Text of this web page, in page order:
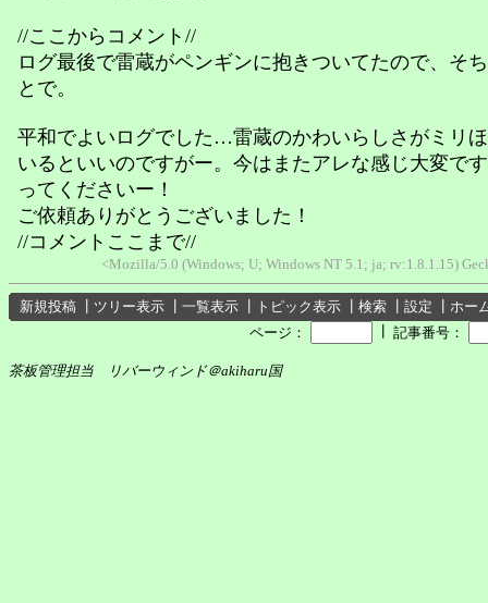
//ここからコメント//
ログ最後で雷蔵がペンギンに抱きついてたので、そ
とで。
平和でよいログでした…雷蔵のかわいらしさがミリ
いるといいのですがー。今はまたアレな感じ大変で
ってくださいー！
ご依頼ありがとうございました！
//コメントここまで//
<Mozilla/5.0 (Windows; U; Windows NT 5.1; ja; rv:1.8.1.15)
新規投稿 ツリー表示 一覧表示 トピック表示 検索 設定
ホー
ページ：
記事番号：
茶板管理担当 リバーウィンド＠akiharu国